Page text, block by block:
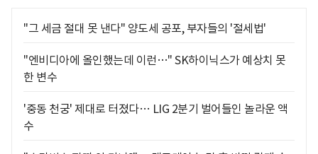
"그 세금 절대 못 낸다" 양도세 공포, 부자들의 '절세법'
"엔비디아에 올인했는데 이런…" SK하이닉스가 예상치 못
한 변수
'중동 천궁' 제대로 터졌다… LIG 2분기 벌어들인 놀라운 액
수